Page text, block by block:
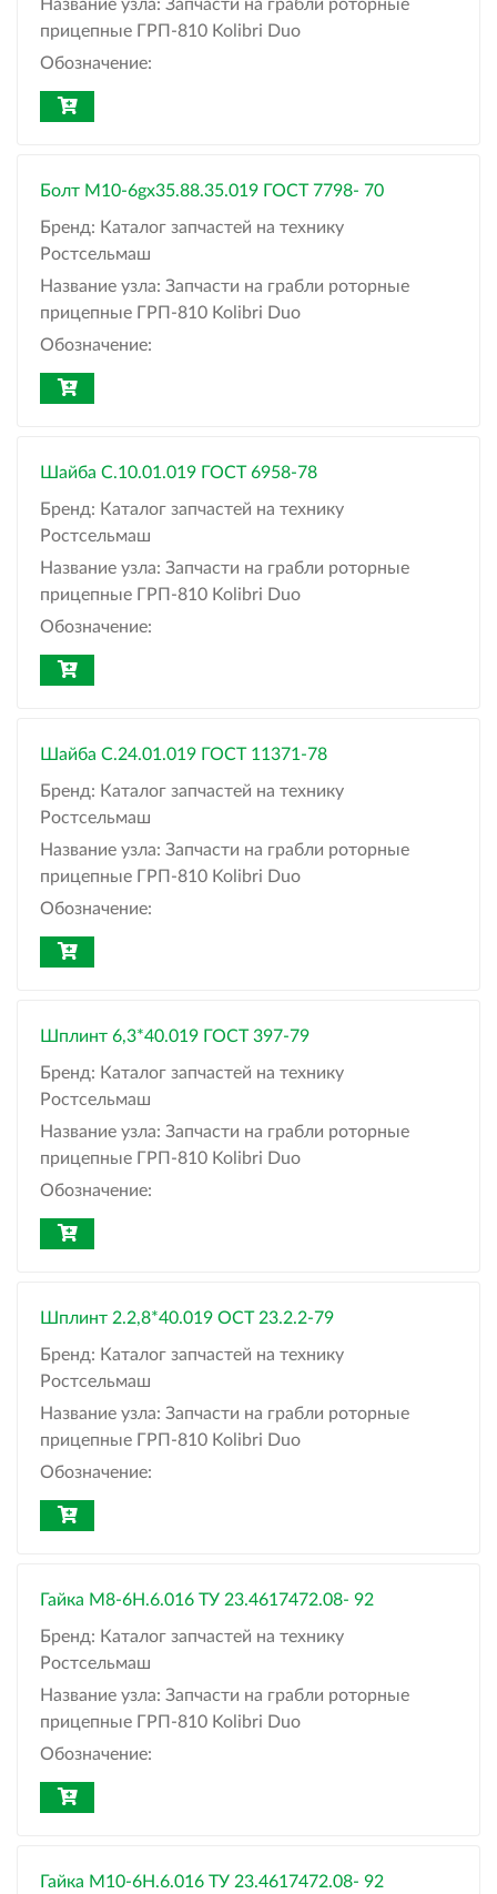
Название узла: Запчасти на грабли роторные
прицепные ГРП-810 Kolibri Duo
Обозначение:
Болт М10-6gx35.88.35.019 ГОСТ 7798- 70
Бренд: Каталог запчастей на технику
Ростсельмаш
Название узла: Запчасти на грабли роторные
прицепные ГРП-810 Kolibri Duo
Обозначение:
Шайба С.10.01.019 ГОСТ 6958-78
Бренд: Каталог запчастей на технику
Ростсельмаш
Название узла: Запчасти на грабли роторные
прицепные ГРП-810 Kolibri Duo
Обозначение:
Шайба С.24.01.019 ГОСТ 11371-78
Бренд: Каталог запчастей на технику
Ростсельмаш
Название узла: Запчасти на грабли роторные
прицепные ГРП-810 Kolibri Duo
Обозначение:
Шплинт 6,3*40.019 ГОСТ 397-79
Бренд: Каталог запчастей на технику
Ростсельмаш
Название узла: Запчасти на грабли роторные
прицепные ГРП-810 Kolibri Duo
Обозначение:
Шплинт 2.2,8*40.019 ОСТ 23.2.2-79
Бренд: Каталог запчастей на технику
Ростсельмаш
Название узла: Запчасти на грабли роторные
прицепные ГРП-810 Kolibri Duo
Обозначение:
Гайка М8-6Н.6.016 ТУ 23.4617472.08- 92
Бренд: Каталог запчастей на технику
Ростсельмаш
Название узла: Запчасти на грабли роторные
прицепные ГРП-810 Kolibri Duo
Обозначение:
Гайка М10-6Н.6.016 ТУ 23.4617472.08- 92